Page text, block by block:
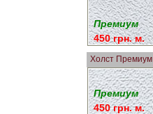
Премиум
450 грн. м.
Холст Премиум
Премиум
450 грн. м.